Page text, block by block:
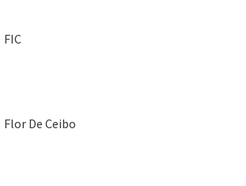
FIC
Flor De Ceibo